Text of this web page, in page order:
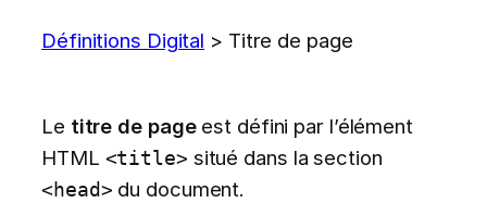
Définitions Digital > Titre de page
Le titre de page est défini par l’élément
HTML <title> situé dans la section
<head> du document.